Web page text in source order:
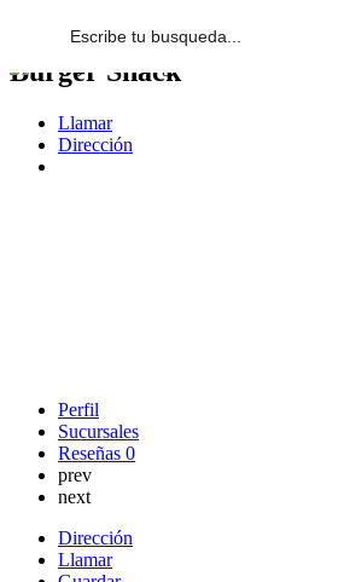
Burger Shack
Llamar
Dirección
Perfil
Sucursales
Reseñas 0
prev
next
Dirección
Llamar